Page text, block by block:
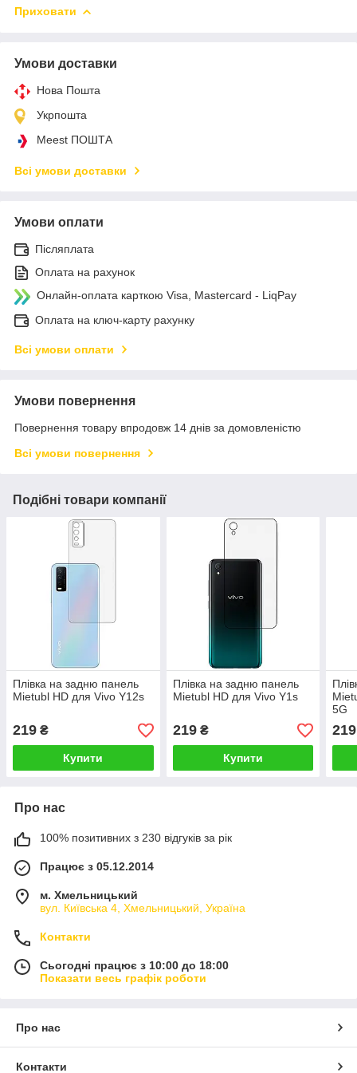
Приховати
Умови доставки
Нова Пошта
Укрпошта
Meest ПОШТА
Всі умови доставки
Умови оплати
Післяплата
Оплата на рахунок
Онлайн-оплата карткою Visa, Mastercard - LiqPay
Оплата на ключ-карту рахунку
Всі умови оплати
Умови повернення
Повернення товару впродовж 14 днів за домовленістю
Всі умови повернення
Подібні товари компанії
Плівка на задню панель
Mietubl HD для Vivo Y12s
219 ₴
Купити
Плівка на задню панель
Mietubl HD для Vivo Y1s
219₴
Купити
5G
219
Про нас
100% позитивних з 230 відгуків за рік
Працює з 05.12.2014
м. Хмельницький
вул. Київська 4, Хмельницький, Україна
Контакти
Сьогодні працює з 10:00 до 18:00
Показати весь графік роботи
Про нас
Контакти